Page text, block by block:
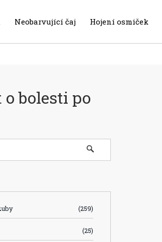
Neobarvující čaj Hojení osmiček
bolesti po
(259)
(25)